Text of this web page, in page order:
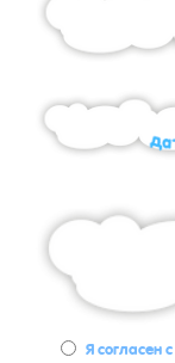
Я согласен с